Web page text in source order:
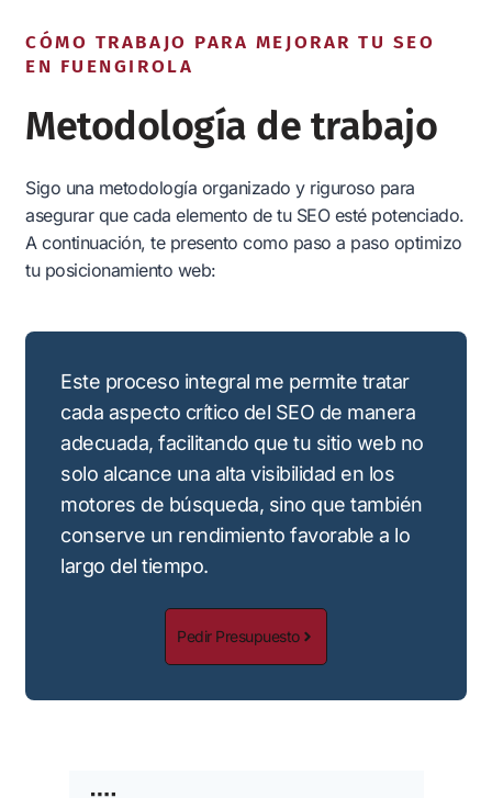
CÓMO TRABAJO PARA MEJORAR TU SEO
EN FUENGIROLA
Metodología de trabajo
Sigo una metodología organizado y riguroso para
asegurar que cada elemento de tu SEO esté potenciado.
A continuación, te presento como paso a paso optimizo
tu posicionamiento web:
Este proceso integral me permite tratar
cada aspecto crítico del SEO de manera
adecuada, facilitando que tu sitio web no
solo alcance una alta visibilidad en los
motores de búsqueda, sino que también
conserve un rendimiento favorable a lo
largo del tiempo.
Pedir Presupuesto